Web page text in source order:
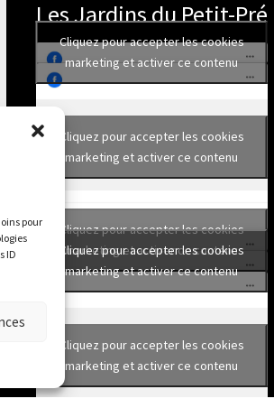
pour
ID
Les Jardins du Petit-Pré
Cliquez pour accepter les cookies
marketing et activer ce contenu
Cliquez pour accepter les cookies
marketing et activer ce contenu
Cliquez pour accepter les cookies
marketing et activer ce contenu
Cliquez pour accepter les cookies
marketing et activer ce contenu
Cliquez pour accepter les cookies
marketing et activer ce contenu